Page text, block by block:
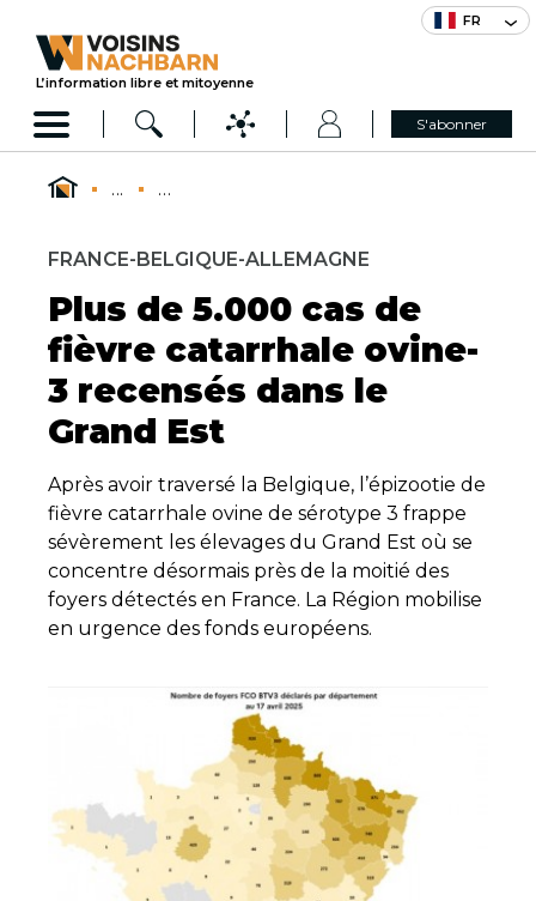
FR
L’information libre et mitoyenne
S'abonner
... ...
FRANCE-BELGIQUE-ALLEMAGNE
Plus de 5.000 cas de
fièvre catarrhale ovine-
3 recensés dans le
Grand Est
Après avoir traversé la Belgique, l’épizootie de
fièvre catarrhale ovine de sérotype 3 frappe
sévèrement les élevages du Grand Est où se
concentre désormais près de la moitié des
foyers détectés en France. La Région mobilise
en urgence des fonds européens.